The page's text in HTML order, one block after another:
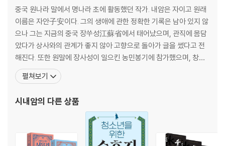
제40회 백룡묘 소집회
중국 원나라 말에서 명나라 초에 활동했던 작가. 내암은 자이고 원래
이름은 자안子安이다. 그의 생애에 관한 정확한 기록은 남아 있지 않
으나 그는 지금의 중국 장쑤성江蘇省에서 태어났으며, 관직에 몸담
았다가 상사와의 관계가 좋지 않아 고향으로 돌아가 글을 썼다고 전
해진다. 또한 원말에 장사성이 일으킨 농민봉기에 참가했으며, 창작
에 열중하면서 동시대를 살았던 『삼국지연의』의 작가 나관중과 친분
을 쌓기도 하였다. 시내암이 살았던 시기는 원이 명으로 교체되던 격
다. 혼란한 시대 상황 속에서 그는 민간에 떠돌던 여러 이야기들을
펼쳐보기
시내암의 다른 상품